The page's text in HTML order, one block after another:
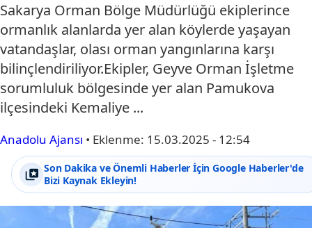
Sakarya Orman Bölge Müdürlüğü ekiplerince
ormanlık alanlarda yer alan köylerde yaşayan
vatandaşlar, olası orman yangınlarına karşı
bilinçlendiriliyor.Ekipler, Geyve Orman İşletme
sorumluluk bölgesinde yer alan Pamukova
ilçesindeki Kemaliye ...
Anadolu Ajansı • Eklenme: 15.03.2025 - 12:54
Son Dakika ve Önemli Haberler İçin Google Haberler'de
Bizi Kaynak Ekleyin!